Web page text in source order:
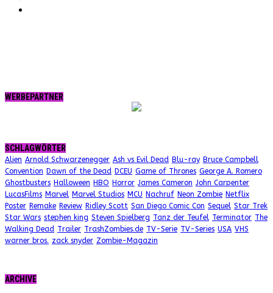
WERBEPARTNER
SCHLAGWÖRTER
Alien Arnold Schwarzenegger Ash vs Evil Dead Blu-ray Bruce Campbell
Convention Dawn of the Dead DCEU Game of Thrones George A. Romero
Ghostbusters Halloween HBO Horror James Cameron John Carpenter
LucasFilms Marvel Marvel Studios MCU Nachruf Neon Zombie Netflix
Poster Remake Review Ridley Scott San Diego Comic Con Sequel Star Trek
Star Wars stephen king Steven Spielberg Tanz der Teufel Terminator The
Walking Dead Trailer TrashZombies.de TV-Serie TV-Series USA VHS
warner bros. zack snyder Zombie-Magazin
ARCHIVE